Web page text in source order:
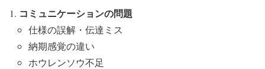
コミュニケーションの問題
仕様の誤解・伝達ミス
納期感覚の違い
ホウレンソウ不足